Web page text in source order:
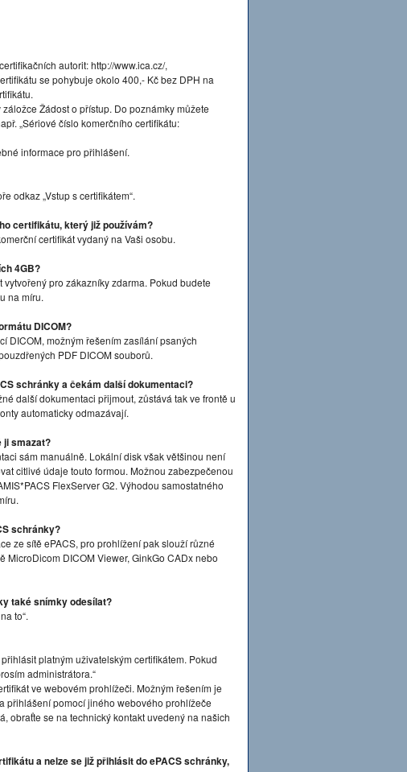
autorit: http://www.ica.cz/,
se pohybuje okolo 400,- Kč bez DPH na
Žádost o přístup. Do poznámky můžete
„Sériové číslo komerčního certifikátu:
informace pro přihlášení.
odkaz „Vstup s certifikátem“.
certifikátu, který již používám?
certifikát vydaný na Vaši osobu.
4GB?
pro zákazníky zdarma. Pokud budete
na míru.
DICOM?
DICOM, možným řešením zasílání psaných
PDF DICOM souborů.
schránky a čekám další dokumentaci?
další dokumentaci přijmout, zůstává tak ve frontě u
automaticky odmazávají.
ji smazat?
sám manuálně. Lokální disk však většinou není
citlivé údaje touto formou. Možnou zabezpečenou
FlexServer G2. Výhodou samostatného
schránky?
ze sítě ePACS, pro prohlížení pak slouží různé
DICOM Viewer, GinkGo CADx nebo
také snímky odesílat?
to“.
platným uživatelským certifikátem. Pokud
administrátora.“
ve webovém prohlížeči. Možným řešením je
přihlášení pomocí jiného webového prohlížeče
obraťte se na technický kontakt uvedený na našich
a nelze se již přihlásit do ePACS schránky,